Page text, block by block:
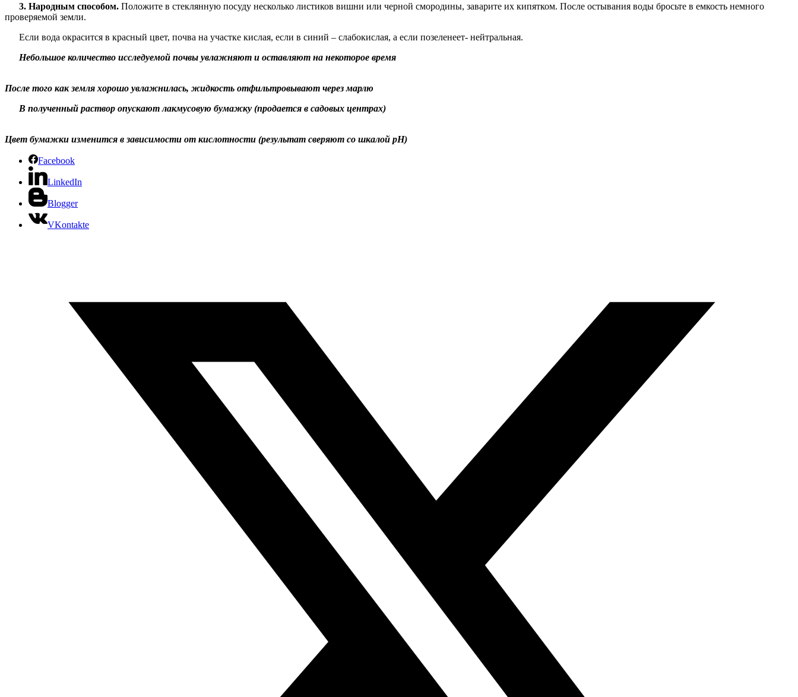
3. Народным способом. Положите в стеклянную посуду несколько листиков вишни или черной смородины, заварите их кипятком. После остывания воды бросьте в емкость немного
проверяемой земли.
Если вода окрасится в красный цвет, почва на участке кислая, если в синий – слабокислая, а если позеленеет- нейтральная.
Небольшое количество исследуемой почвы увлажняют и оставляют на некоторое время
После того как земля хорошо увлажнилась, жидкость отфильтровывают через марлю
В полученный раствор опускают лакмусовую бумажку (продается в садовых центрах)
Цвет бумажки изменится в зависимости от кислотности (результат сверяют со шкалой рН)
Facebook
LinkedIn
Blogger
VKontakte